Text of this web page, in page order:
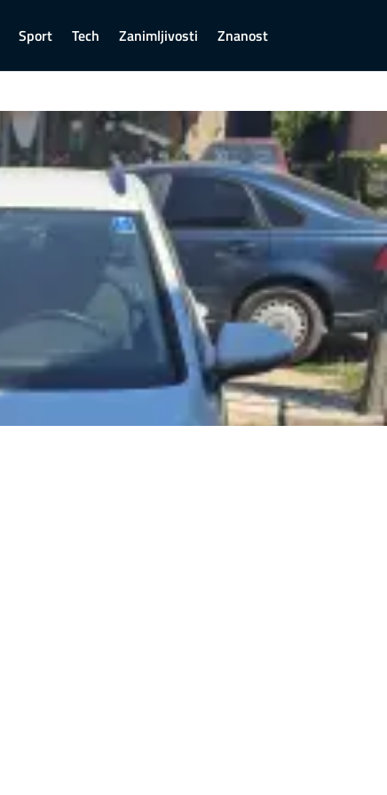
Sport Tech Zanimljivosti Znanost